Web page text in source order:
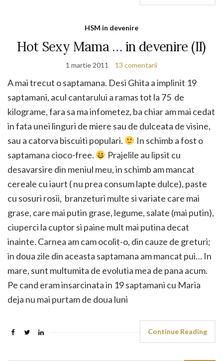
HSM in devenire
Hot Sexy Mama … in devenire (II)
1 martie 2011 13 comentarii
A mai trecut o saptamana. Desi Ghita a implinit 19
saptamani, acul cantarului a ramas tot la 75 de
kilograme, fara sa ma infometez, ba chiar am mai cedat
in fata unei linguri de miere sau de dulceata de visine,
sau a catorva biscuiti populari.
In schimb a fost o
saptamana cioco-free.
Prajelile au lipsit cu
desavarsire din meniul meu, in schimb am mancat
cereale cu iaurt ( nu prea consum lapte dulce), paste
cu sosuri rosii, branzeturi multe si variate care mai
grase, care mai putin grase, legume, salate (mai putin),
ciuperci la cuptor si paine mult mai putina decat
inainte. Carnea am cam ocolit-o, din cauze de greturi;
in doua zile din aceasta saptamana am mancat pui… In
mare, sunt multumita de evolutia mea de pana acum.
Pe cand eram insarcinata in 19 saptamani cu Maria
deja nu mai purtam de doua luni
Continue Reading